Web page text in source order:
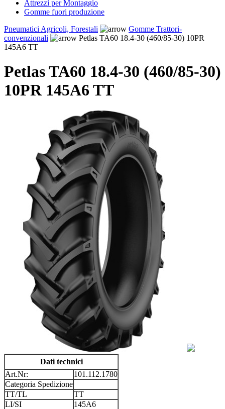
Attrezzi per Montaggio
Gomme fuori produzione
Pneumatici Agricoli, Forestali
Gomme Trattori-
convenzionali
Petlas TA60 18.4-30 (460/85-30) 10PR
145A6 TT
Petlas TA60 18.4-30 (460/85-30)
10PR 145A6 TT
Dati technici
Art.Nr:
101.112.1780
Categoria Spedizione
TT/TL
TT
LI/SI
145A6